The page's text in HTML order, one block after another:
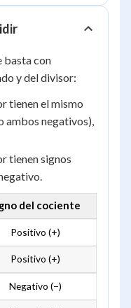
basta con
y del divisor:
tienen el mismo
ambos negativos),
tienen signos
del cociente
Positivo (+)
Positivo (+)
Negativo (−)